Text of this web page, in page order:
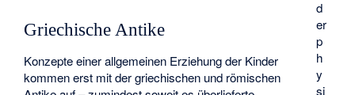
d
er
p
h
y
si
Griechische Antike
Konzepte einer allgemeinen Erziehung der Kinder
kommen erst mit der griechischen und römischen